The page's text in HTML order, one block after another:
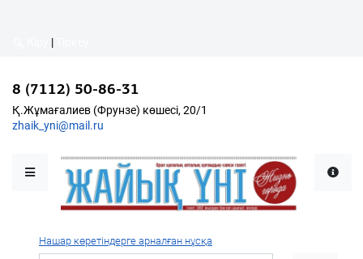
Қалалықтар қаперіне
Қоғам
Дені сау ұлт
Қ.Жұмағалиев (Фрунзе)
|
8 (7112) 50-86-31
Қ.Жұмағалиев (Фрунзе) көшесі, 20/1
zhaik_yni@mail.ru
Нашар көретіндерге арналған нұсқа